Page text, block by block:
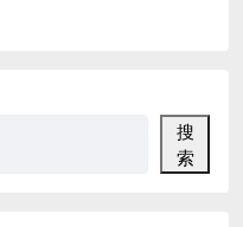
搜
索